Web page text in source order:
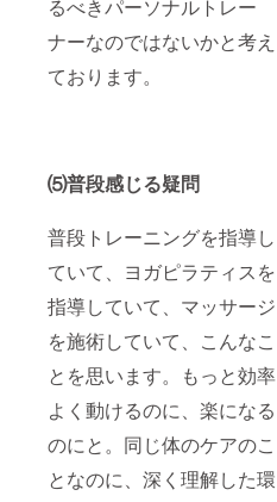
るべきパーソナルトレー
ナーなのではないかと考え
ております。
⑸普段感じる疑問
普段トレーニングを指導し
ていて、ヨガピラティスを
指導していて、マッサージ
を施術していて、こんなこ
とを思います。もっと効率
よく動けるのに、楽になる
のにと。同じ体のケアのこ
となのに、深く理解した環